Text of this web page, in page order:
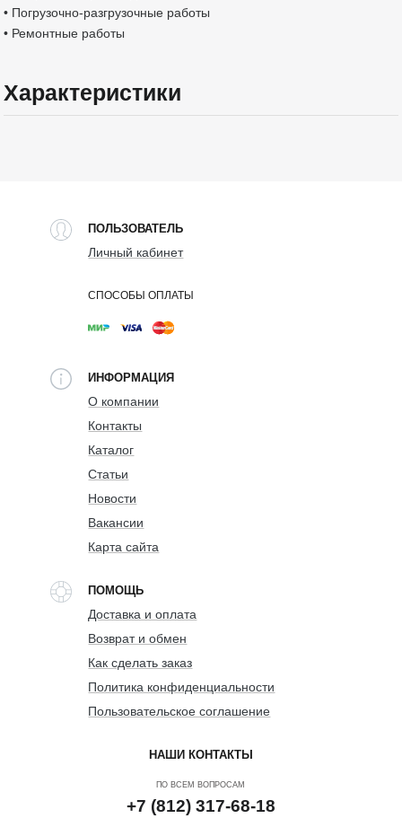
• Погрузочно-разгрузочные работы
• Ремонтные работы
Характеристики
ПОЛЬЗОВАТЕЛЬ
Личный кабинет
СПОСОБЫ ОПЛАТЫ
ИНФОРМАЦИЯ
О компании
Контакты
Каталог
Статьи
Новости
Вакансии
Карта сайта
ПОМОЩЬ
Доставка и оплата
Возврат и обмен
Как сделать заказ
Политика конфиденциальности
Пользовательское соглашение
НАШИ КОНТАКТЫ
ПО ВСЕМ ВОПРОСАМ
+7 (812) 317-68-18